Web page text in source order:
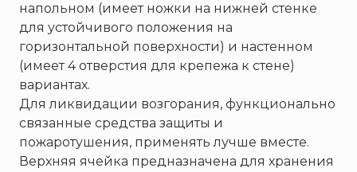
Коруфайер
Магазин 01
Магнито-Контакт
МИГ
Неизвестный производитель
напольном (имеет ножки на нижней стенке
для устойчивого положения на
горизонтальной поверхности) и настенном
(имеет 4 отверстия для крепежа к стене)
вариантах.
Для ликвидации возгорания, функционально
связанные средства защиты и
пожаротушения, применять лучше вместе.
Верхняя ячейка предназначена для хранения